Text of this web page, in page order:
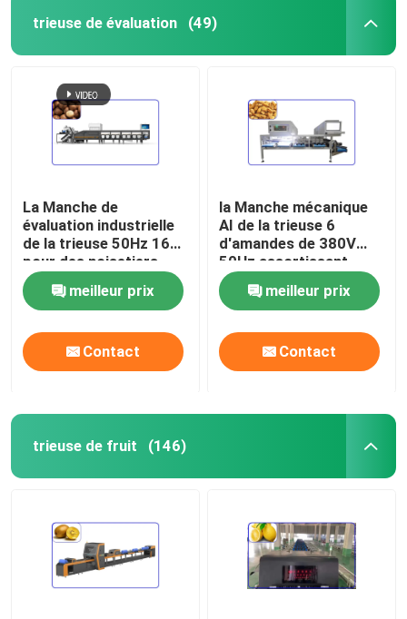
trieuse de évaluation (49)
La Manche de
évaluation industrielle
de la trieuse 50Hz 16
pour des noisetiers
d'Australie
meilleur prix
Contact
la Manche mécanique
AI de la trieuse 6
d'amandes de 380V
50Hz assortissant
l'équipement
meilleur prix
Contact
trieuse de fruit (146)